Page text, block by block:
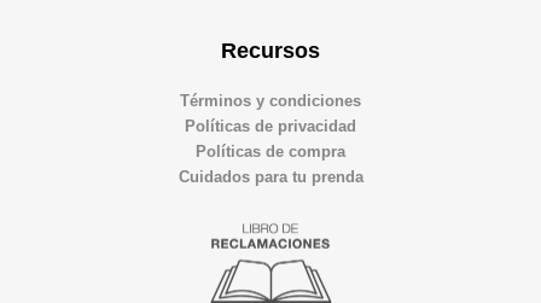
Recursos
Términos y condiciones
Políticas de privacidad
Políticas de compra
Cuidados para tu prenda